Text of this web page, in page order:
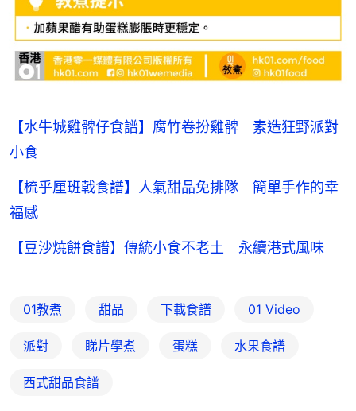
【水牛城雞髀仔食譜】腐竹卷扮雞髀 素造狂野派對
小食
【梳乎厘班戟食譜】人氣甜品免排隊 簡單手作的幸
福感
【豆沙燒餅食譜】傳統小食不老土 永續港式風味
01教煮 甜品 下載食譜 01 Video
派對 睇片學煮 蛋糕 水果食譜
西式甜品食譜